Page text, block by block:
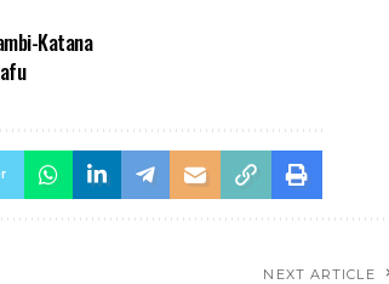
Katana
NEXT ARTICLE